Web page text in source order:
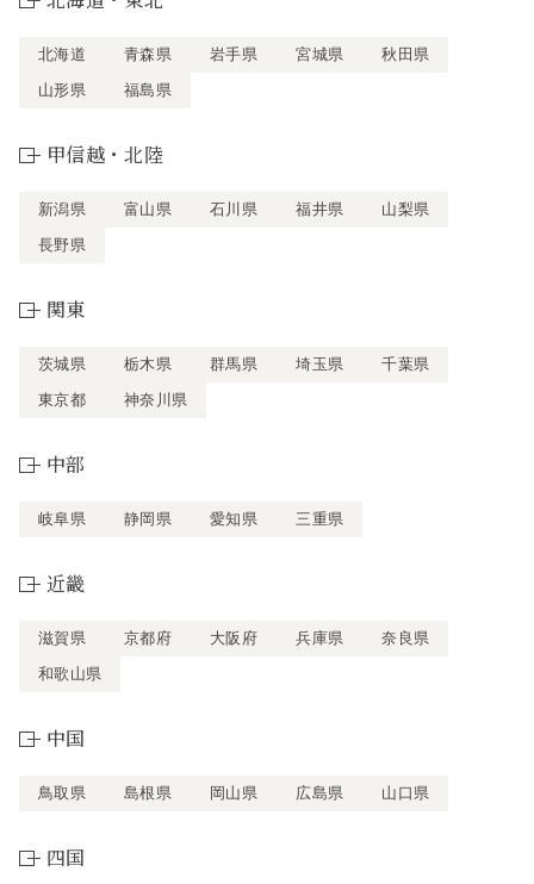
北海道 青森県 岩手県 宮城県
秋田県
山形県
福島県
甲信越・北陸
新潟県 富山県 石川県 福井県
山梨県
長野県
関東
茨城県 栃木県 群馬県 埼玉県
千葉県
東京都
神奈川県
中部
岐阜県 静岡県 愛知県 三重県
近畿
滋賀県 京都府 大阪府 兵庫県
奈良県
和歌山県
中国
鳥取県 島根県 岡山県 広島県 山口県
四国